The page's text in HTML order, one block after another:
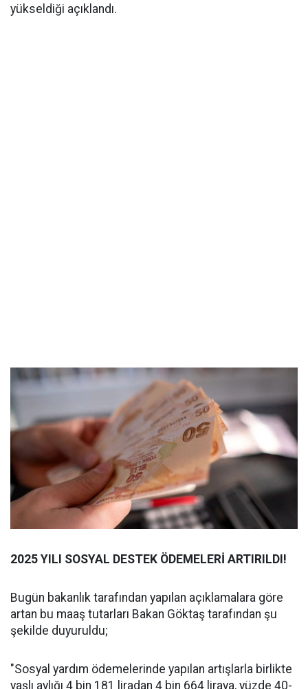
yükseldiği açıklandı.
2025 YILI SOSYAL DESTEK ÖDEMELERİ ARTIRILDI!
Bugün bakanlık tarafından yapılan açıklamalara göre
artan bu maaş tutarları Bakan Göktaş tarafından şu
şekilde duyuruldu;
"Sosyal yardım ödemelerinde yapılan artışlarla birlikte
yaşlı aylığı 4 bin 181 liradan 4 bin 664 liraya, yüzde 40-